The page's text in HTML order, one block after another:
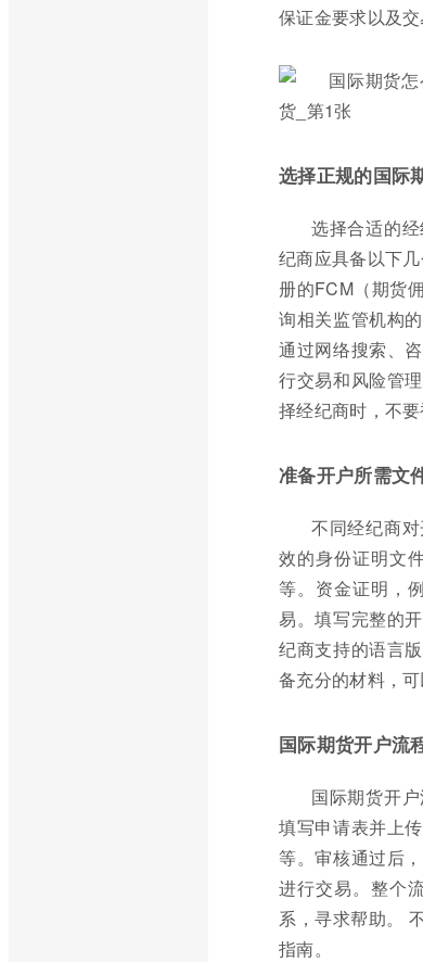
保证金要求以及交
选择正规的国际
选择合适的
纪商应具备以下
册的FCM（期货
询相关监管机构
通过网络搜索、
行交易和风险管
择经纪商时，不
准备开户所需文
不同经纪商
效的身份证明文
等。资金证明，
易。填写完整的
纪商支持的语言
备充分的材料，
国际期货开户流
国际期货开
填写申请表并上
等。审核通过后
进行交易。整个
系，寻求帮助。
指南。